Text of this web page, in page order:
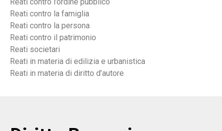
Reati contro la famiglia
Reati contro la persona
Reati contro il patrimonio
Reati societari
Reati in materia di edilizia e urbanistica
Reati in materia di diritto d’autore